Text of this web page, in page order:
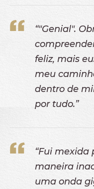
“"Genial".
feliz, mais
meu
dentro de
por tudo.”
“Fui mexida
maneira
uma onda